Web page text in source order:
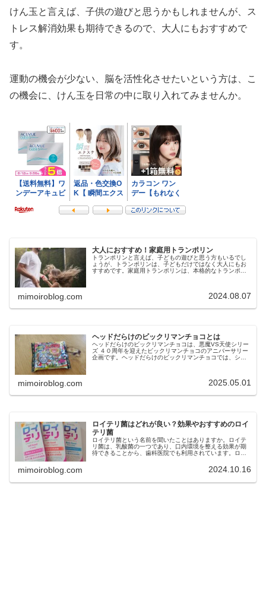
けん玉と言えば、子供の遊びと思うかもしれませんが、ス
トレス解消効果も期待できるので、大人にもおすすめで
す。
運動の機会が少ない、脳を活性化させたいという方は、こ
の機会に、けん玉を日常の中に取り入れてみませんか。
大人におすすめ！家庭用トランポリン
トランポリンと言えば、子どもの遊びと思う方もいるでし
ょうが、トランポリンは、子どもだけではなく大人にもお
すすめです。家庭用トランポリンは、本格的なトランポリ
mimoiroblog.com 2024.08.07
ヘッドだらけのビックリマンチョコとは
ヘッドだらけのビックリマンチョコは、悪魔VS天使シリー
ズ ４０周年を迎えたビックリマンチョコのアニバーサリー
企画です。ヘッドだらけのビックリマンチョコでは、シー
mimoiroblog.com 2025.05.01
ロイテリ菌はどれが良い？効果やおすすめのロイ
テリ菌
ロイテリ菌という名前を聞いたことはありますか。ロイテ
リ菌は、乳酸菌の一つであり、口内環境を整える効果が期
待できることから、歯科医院でも利用されています。ロイ
mimoiroblog.com 2024.10.16